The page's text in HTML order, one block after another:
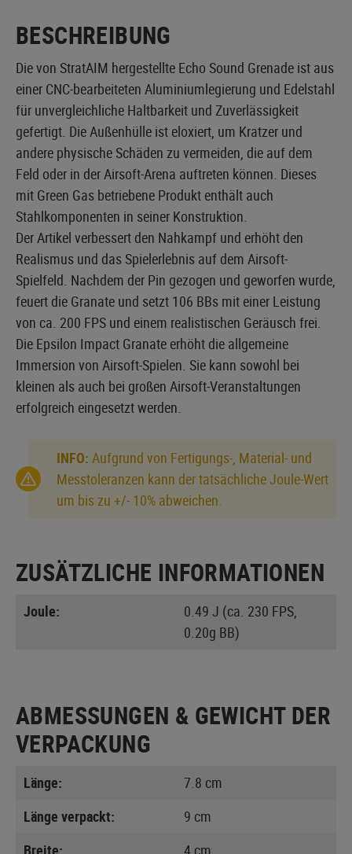
BESCHREIBUNG
Die von StratAIM hergestellte Echo Sound Grenade ist aus
einer CNC-bearbeiteten Aluminiumlegierung und Edelstahl
für unvergleichliche Haltbarkeit und Zuverlässigkeit
gefertigt. Die Außenhülle ist eloxiert, um Kratzer und
andere physische Schäden zu vermeiden, die auf dem
Feld oder in der Airsoft-Arena auftreten können. Dieses
mit Green Gas betriebene Produkt enthält auch
Stahlkomponenten in seiner Konstruktion.
Der Artikel verbessert den Nahkampf und erhöht den
Realismus und das Spielerlebnis auf dem Airsoft-
Spielfeld. Nachdem der Pin gezogen und geworfen wurde,
feuert die Granate und setzt 106 BBs mit einer Leistung
von ca. 200 FPS und einem realistischen Geräusch frei.
Die Epsilon Impact Granate erhöht die allgemeine
Immersion von Airsoft-Spielen. Sie kann sowohl bei
kleinen als auch bei großen Airsoft-Veranstaltungen
erfolgreich eingesetzt werden.
INFO: Aufgrund von Fertigungs-, Material- und
Messtoleranzen kann der tatsächliche Joule-Wert
um bis zu +/- 10% abweichen.
ZUSÄTZLICHE INFORMATIONEN
Joule:
0.49 J (ca. 230 FPS,
0.20g BB)
ABMESSUNGEN & GEWICHT DER
VERPACKUNG
Länge:
7.8 cm
Länge verpackt:
9 cm
Breite:
4 cm